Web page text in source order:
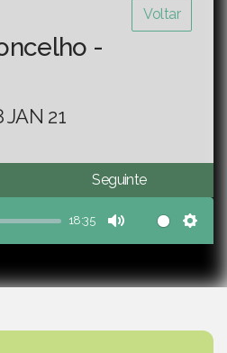
Voltar
-
JAN 21
Seguinte
18:35
Mute